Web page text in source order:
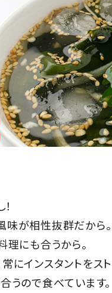
味が相性抜群だから。
理にも合うから。
にインスタントをスト
うので食べています。